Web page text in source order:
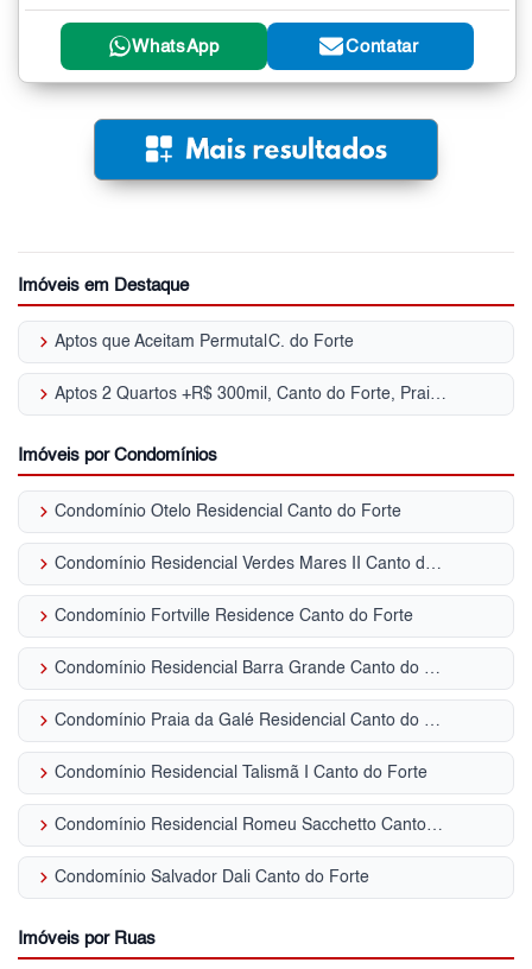
WhatsApp Contatar
Imóveis em Destaque
keyboard_arrow_right Aptos que Aceitam Permuta|C. do Forte
keyboard_arrow_right Aptos 2 Quartos +R$ 300mil, Canto do Forte, Praia Grande, SP
Imóveis por Condomínios
keyboard_arrow_right Condomínio Otelo Residencial Canto do Forte
keyboard_arrow_right Condomínio Residencial Verdes Mares II Canto do Forte
keyboard_arrow_right Condomínio Fortville Residence Canto do Forte
keyboard_arrow_right Condomínio Residencial Barra Grande Canto do Forte
keyboard_arrow_right Condomínio Praia da Galé Residencial Canto do Forte
keyboard_arrow_right Condomínio Residencial Talismã I Canto do Forte
keyboard_arrow_right Condomínio Residencial Romeu Sacchetto Canto do Forte
keyboard_arrow_right Condomínio Salvador Dali Canto do Forte
Imóveis por Ruas